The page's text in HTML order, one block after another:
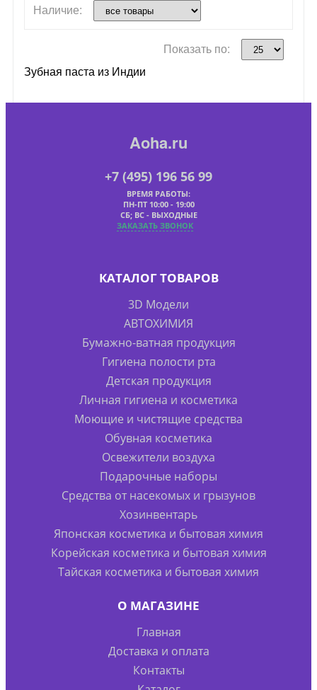
Наличие:
Показать по:
Зубная паста из Индии
Aoha.ru
+7 (495) 196 56 99
ВРЕМЯ РАБОТЫ:
ПН-ПТ 10:00 - 19:00
СБ; ВС - ВЫХОДНЫЕ
ЗАКАЗАТЬ ЗВОНОК
КАТАЛОГ ТОВАРОВ
3D Модели
АВТОХИМИЯ
Бумажно-ватная продукция
Гигиена полости рта
Детская продукция
Личная гигиена и косметика
Моющие и чистящие средства
Обувная косметика
Освежители воздуха
Подарочные наборы
Средства от насекомых и грызунов
Хозинвентарь
Японская косметика и бытовая химия
Корейская косметика и бытовая химия
Тайская косметика и бытовая химия
О МАГАЗИНЕ
Главная
Доставка и оплата
Контакты